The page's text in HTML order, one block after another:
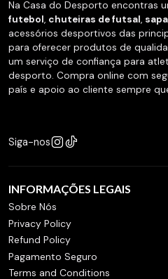
Na Casa do Desporto encontras
futebol, chuteiras de futsal,
acessórios desportivos das
para oferecer produtos de
um serviço de confiança para
desporto. Compra online com
país e apoio ao cliente sempre
Siga-nos
INFORMAÇÕES LEGAIS
Sobre Nós
Privacy Policy
Refund Policy
Pagamento Seguro
Terms and Conditions